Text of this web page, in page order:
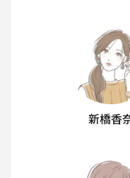
新橋香